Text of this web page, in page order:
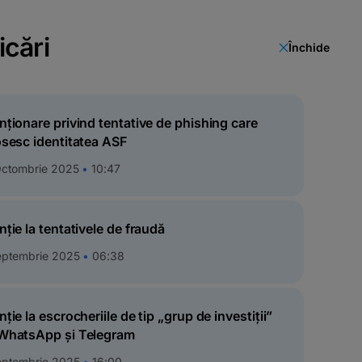
Închide
privind tentative de phishing care
identitatea ASF
2025 10:47
la tentativele de fraudă
2025 06:38
la escrocheriile de tip „grup de investiții”
și Telegram